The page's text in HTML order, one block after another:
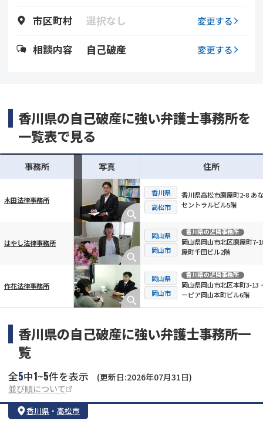
市区町村 選択なし 変更する
相談内容 自己破産 変更する
香川県の自己破産に強い弁護士事務所を
一覧表で見る
横スクロール可能
事務所 写真 住所
木田法律事務所
香川県
高松市
香川県高松市磨屋町2-8 あ
セントラルビル5階
はやし法律事務所
岡山県
岡山市
香川県の近隣事務所
岡山県岡山市北区磨屋町7-
屋町千田ビル2階
作花法律事務所
岡山県
岡山市
香川県の近隣事務所
岡山県岡山市北区本町3-13
ーピア岡山本町ビル6階
香川県の自己破産に強い弁護士事務所一
覧
全5中1~5件を表示
(更新日:2026年07月31日)
並び順について
香川県 ・ 高松市